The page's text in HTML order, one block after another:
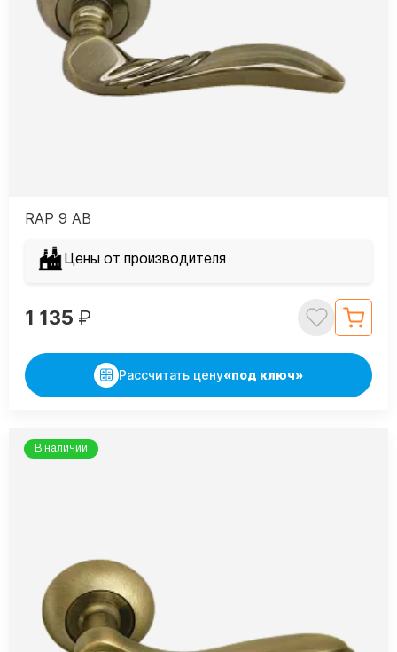
RAP 9 AB
Цены от производителя
1 135 ₽
Рассчитать цену«под ключ»
В наличии